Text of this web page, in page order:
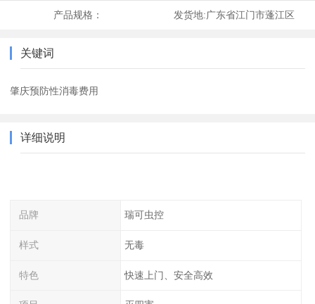
产品规格： 发货地:广东省江门市蓬江区
关键词
肇庆预防性消毒费用
详细说明
品牌 瑞可虫控
样式 无毒
特色 快速上门、安全高效